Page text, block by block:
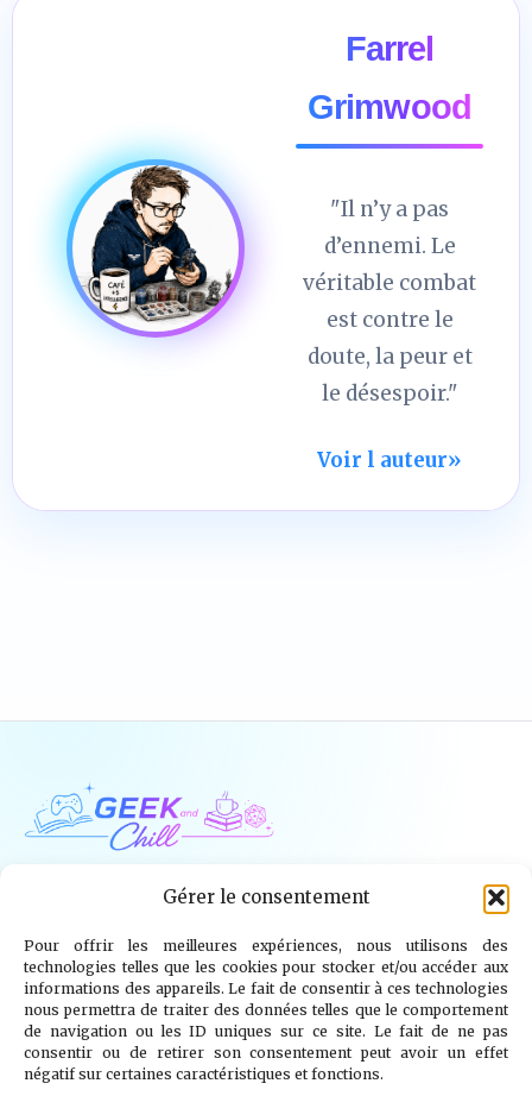
Gérer le consentement
Pour offrir les meilleures expériences, nous utilisons des
technologies telles que les cookies pour stocker et/ou accéder aux
informations des appareils. Le fait de consentir à ces technologies
nous permettra de traiter des données telles que le comportement
de navigation ou les ID uniques sur ce site. Le fait de ne pas
consentir ou de retirer son consentement peut avoir un effet
négatif sur certaines caractéristiques et fonctions.
Farrel
Grimwood
"Il n’y a pas
d’ennemi. Le
véritable combat
est contre le
doute, la peur et
le désespoir."
Voir l auteur»
Jeux Vidéo Tech Tabletop Livres
Mangas / BD TV Goodies Kids
Wargames